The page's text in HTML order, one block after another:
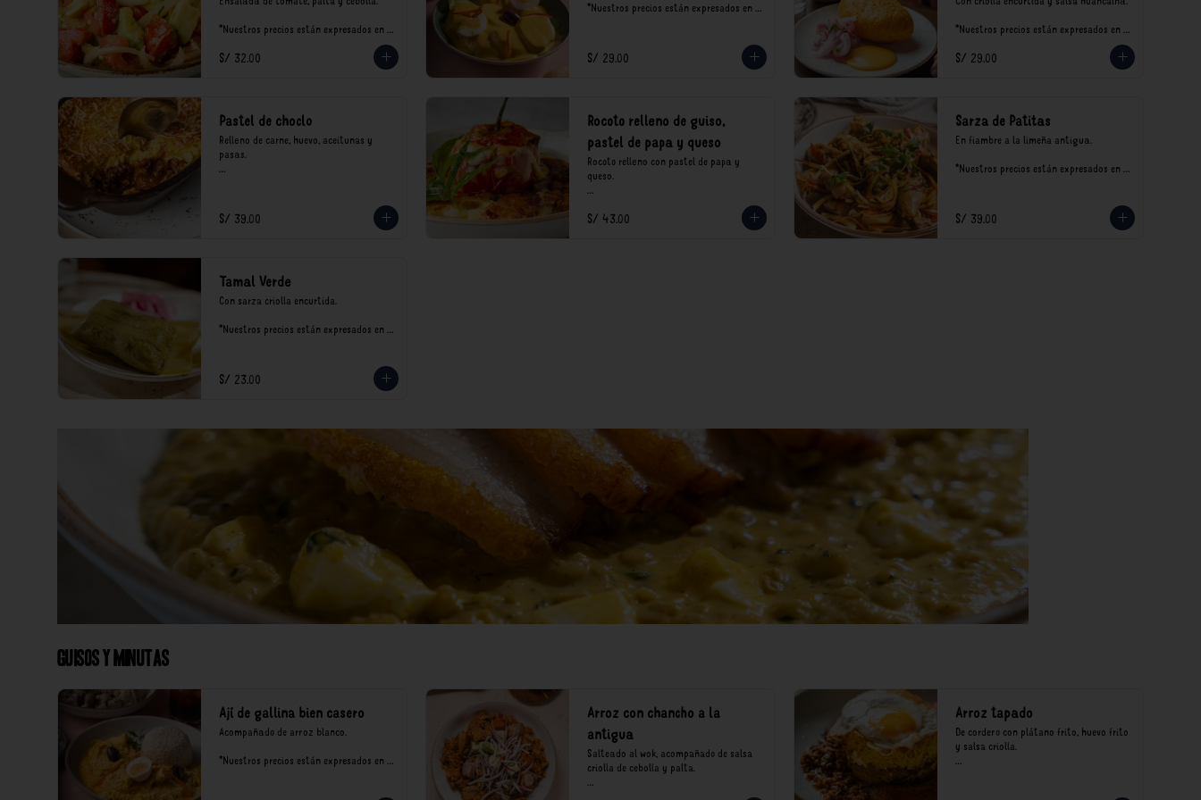
*Nuestros precios están expresados en
recargo al consumo.
S/ 32.00
*Nuestros precios están expresados en
S/ 29.00
*Nuestros precios están expresados en
recargo al consumo.
S/ 29.00
Pastel de choclo
Relleno de carne, huevo, aceitunas y
pasas.
recargo al consumo.
S/ 39.00
Rocoto relleno de guiso,
pastel de papa y queso
Rocoto relleno con pastel de papa y
queso.
*Nuestros precios están expresados en
soles e incluyen impuestos de ley y
S/ 43.00
Sarza de Patitas
En fiambre a la limeña antigua.
*Nuestros precios están expresados en
S/ 39.00
Tamal Verde
Con sarza criolla encurtida.
*Nuestros precios están expresados en
S/ 23.00
Guisos y Minutas
Ají de gallina bien casero
Acompañado de arroz blanco.
*Nuestros precios están expresados en
Arroz con chancho a la
antigua
Salteado al wok, acompañado de salsa
criolla de cebolla y palta.
*Nuestros precios están expresados en
Arroz tapado
De cordero con plátano frito, huevo frito
y salsa criolla.